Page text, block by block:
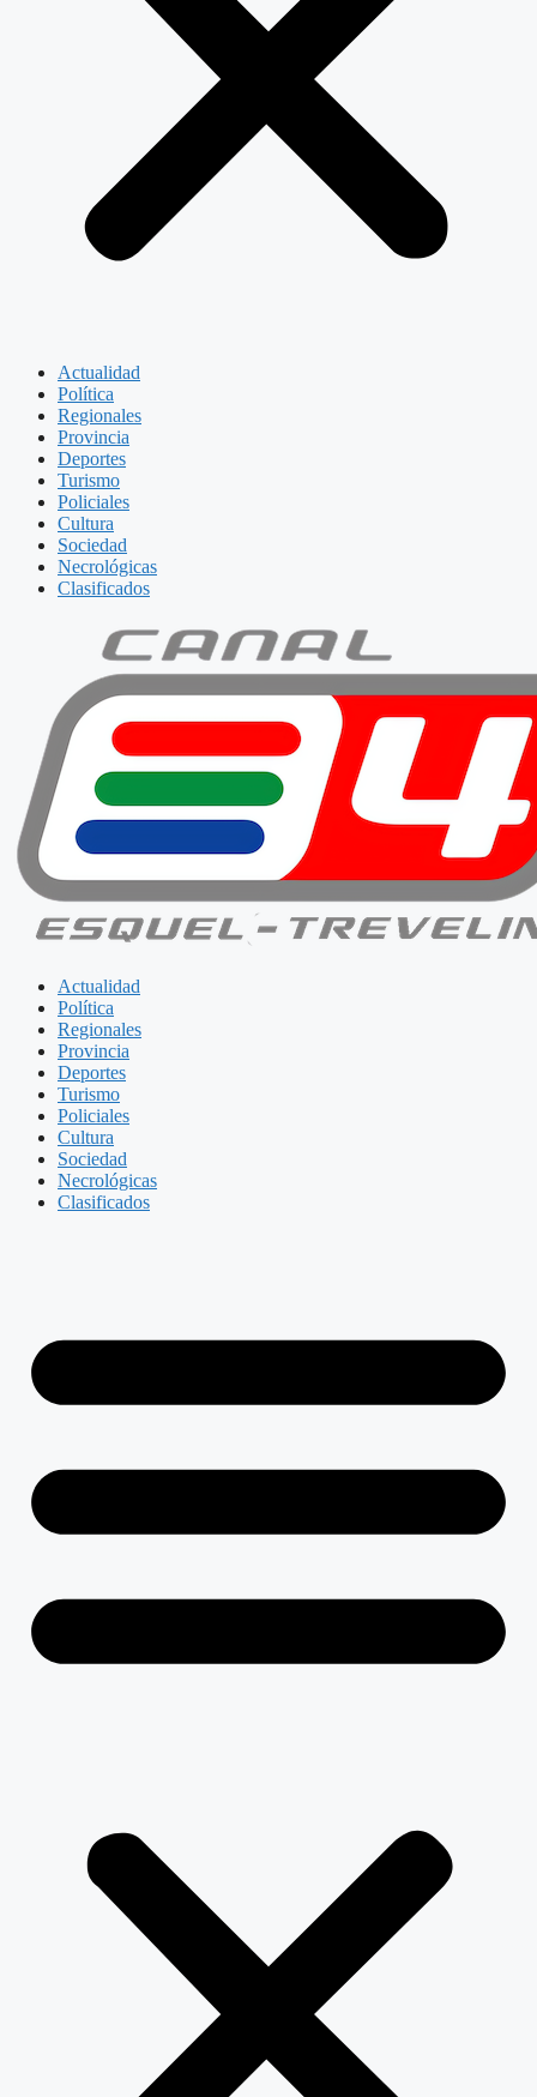
Actualidad
Política
Regionales
Provincia
Deportes
Turismo
Policiales
Cultura
Sociedad
Necrológicas
Clasificados
Actualidad
Política
Regionales
Provincia
Deportes
Turismo
Policiales
Cultura
Sociedad
Necrológicas
Clasificados